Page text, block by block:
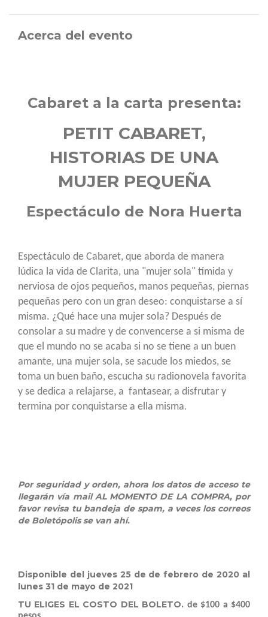
Acerca del evento
Cabaret a la carta presenta:
PETIT CABARET,
HISTORIAS DE UNA
MUJER PEQUEÑA
Espectáculo de Nora Huerta
Espectáculo de Cabaret, que aborda de manera
lúdica la vida de Clarita, una "mujer sola" tímida y
nerviosa de ojos pequeños, manos pequeñas, piernas
pequeñas pero con un gran deseo: conquistarse a sí
misma. ¿Qué hace una mujer sola? Después de
consolar a su madre y de convencerse a si misma de
que el mundo no se acaba si no se tiene a un buen
amante, una mujer sola, se sacude los miedos, se
toma un buen baño, escucha su radionovela favorita
y se dedica a relajarse, a fantasear, a disfrutar y
termina por conquistarse a ella misma.
Por seguridad y orden, ahora los datos de acceso te
llegarán vía mail AL MOMENTO DE LA COMPRA, por
favor revisa tu bandeja de spam, a veces los correos
de Boletópolis se van ahí.
Disponible del jueves 25 de de febrero de 2020 al
lunes 31 de mayo de 2021
TU ELIGES EL COSTO DEL BOLETO. de $100 a $400